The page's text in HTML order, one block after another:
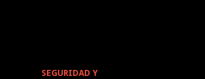
SEGURIDAD Y